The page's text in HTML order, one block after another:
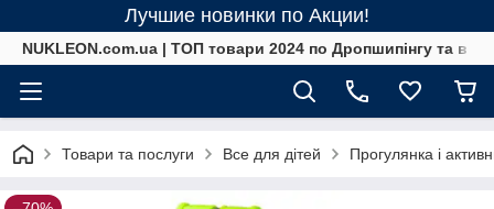
Лучшие новинки по Акции!
NUKLEON.com.ua | ТОП товари 2024 по Дропшипінгу та в
Товари та послуги Все для дітей Прогулянка і